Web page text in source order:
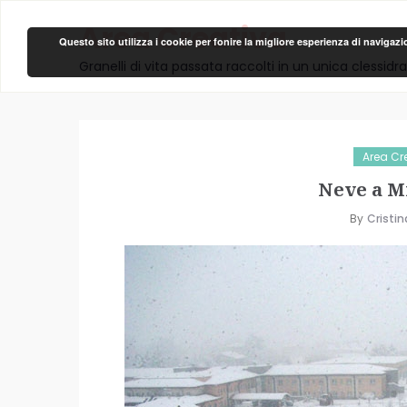
Area Creativa
Granelli di vita passata raccolti in un unica
Area
Neve a
By
Questo sito utilizza i cookie per fonire la migliore esperienza di